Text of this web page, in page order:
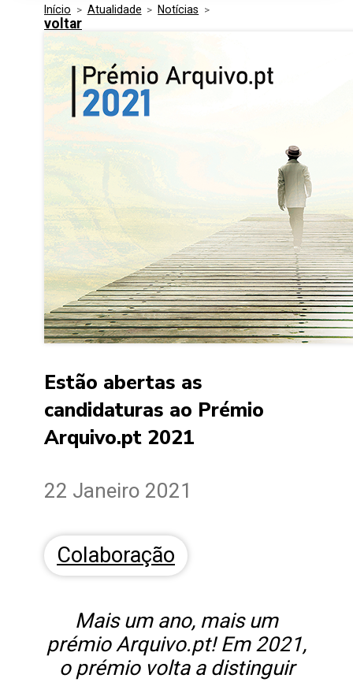
Segurança
Inovação
Media Kit
Entidades Ligadas
Perguntas Frequentes
Eventos
Início > Atualidade > Notícias >
voltar
Estão abertas as
candidaturas ao Prémio
Arquivo.pt 2021
22 Janeiro 2021
Colaboração
Mais um ano, mais um
prémio Arquivo.pt! Em 2021,
o prémio volta a distinguir